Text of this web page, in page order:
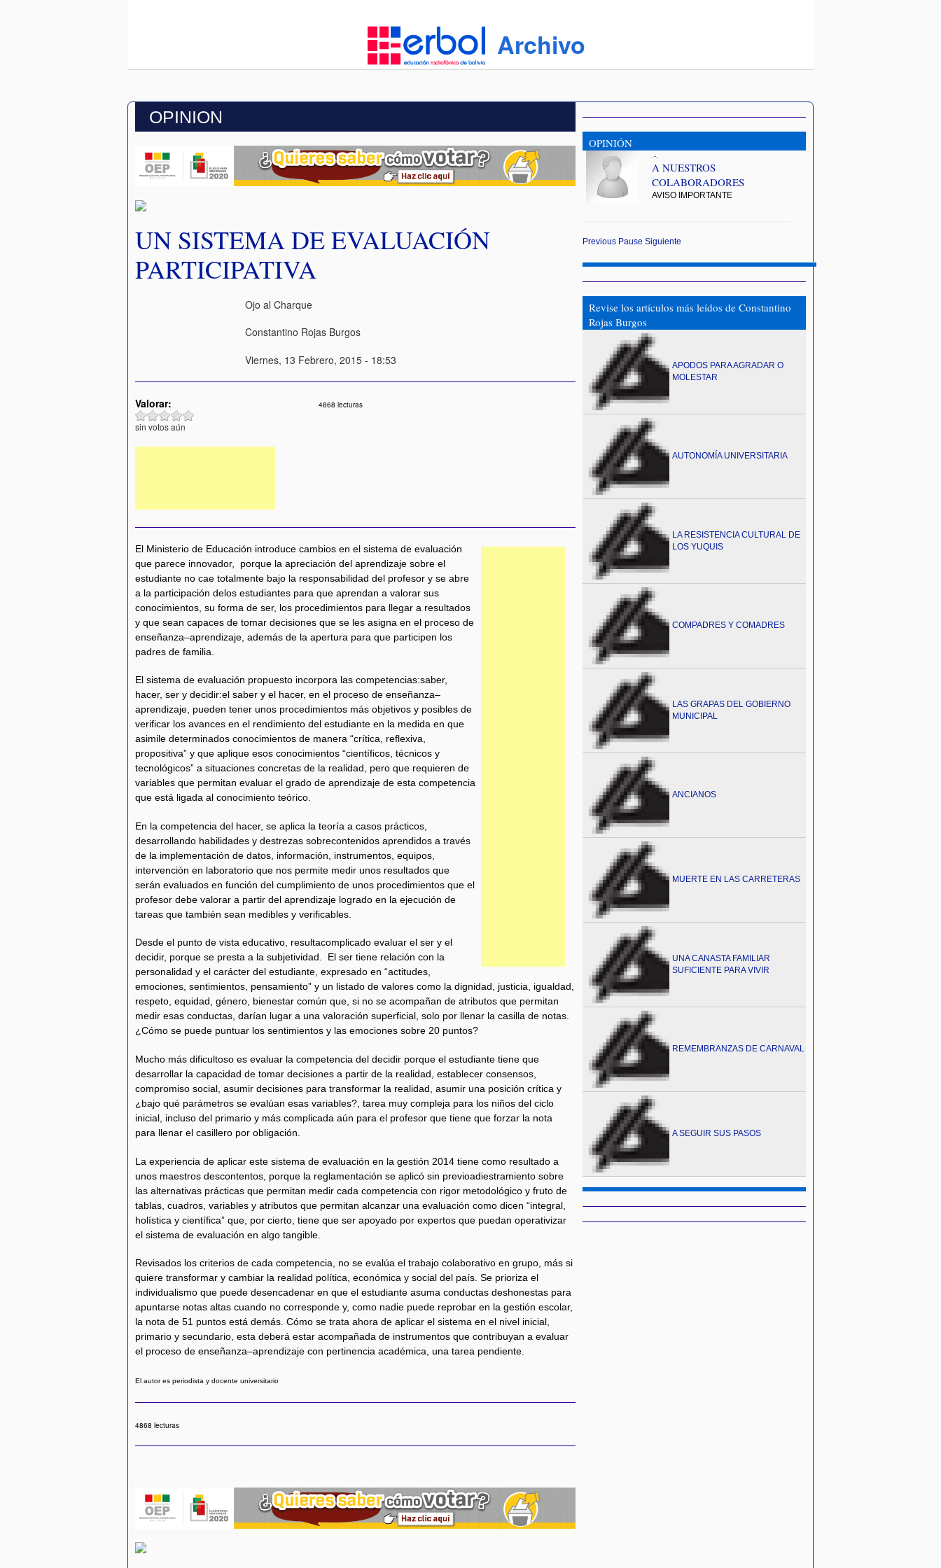
Archivo
OPINION
UN SISTEMA DE EVALUACIÓN
PARTICIPATIVA
Ojo al Charque
Constantino Rojas Burgos
Viernes, 13 Febrero, 2015 - 18:53
Valorar:
sin votos aún
4868 lecturas
El Ministerio de Educación introduce cambios en el sistema de evaluación
que parece innovador, porque la apreciación del aprendizaje sobre el
estudiante no cae totalmente bajo la responsabilidad del profesor y se abre
a la participación delos estudiantes para que aprendan a valorar sus
conocimientos, su forma de ser, los procedimientos para llegar a resultados
y que sean capaces de tomar decisiones que se les asigna en el proceso de
enseñanza–aprendizaje, además de la apertura para que participen los
padres de familia.
El sistema de evaluación propuesto incorpora las competencias:saber,
hacer, ser y decidir:el saber y el hacer, en el proceso de enseñanza–
aprendizaje, pueden tener unos procedimientos más objetivos y posibles de
verificar los avances en el rendimiento del estudiante en la medida en que
asimile determinados conocimientos de manera “crítica, reflexiva,
propositiva” y que aplique esos conocimientos “científicos, técnicos y
tecnológicos” a situaciones concretas de la realidad, pero que requieren de
variables que permitan evaluar el grado de aprendizaje de esta competencia
que está ligada al conocimiento teórico.
En la competencia del hacer, se aplica la teoría a casos prácticos,
desarrollando habilidades y destrezas sobrecontenidos aprendidos a través
de la implementación de datos, información, instrumentos, equipos,
intervención en laboratorio que nos permite medir unos resultados que
serán evaluados en función del cumplimiento de unos procedimientos que el
profesor debe valorar a partir del aprendizaje logrado en la ejecución de
tareas que también sean medibles y verificables.
Desde el punto de vista educativo, resultacomplicado evaluar el ser y el
decidir, porque se presta a la subjetividad. El ser tiene relación con la
personalidad y el carácter del estudiante, expresado en “actitudes,
emociones, sentimientos, pensamiento” y un listado de valores como la dignidad, justicia, igualdad,
respeto, equidad, género, bienestar común que, si no se acompañan de atributos que permitan
medir esas conductas, darían lugar a una valoración superficial, solo por llenar la casilla de notas.
¿Cómo se puede puntuar los sentimientos y las emociones sobre 20 puntos?
Mucho más dificultoso es evaluar la competencia del decidir porque el estudiante tiene que
desarrollar la capacidad de tomar decisiones a partir de la realidad, establecer consensos,
compromiso social, asumir decisiones para transformar la realidad, asumir una posición crítica y
¿bajo qué parámetros se evalúan esas variables?, tarea muy compleja para los niños del ciclo
inicial, incluso del primario y más complicada aún para el profesor que tiene que forzar la nota
para llenar el casillero por obligación.
La experiencia de aplicar este sistema de evaluación en la gestión 2014 tiene como resultado a
unos maestros descontentos, porque la reglamentación se aplicó sin previoadiestramiento sobre
las alternativas prácticas que permitan medir cada competencia con rigor metodológico y fruto de
tablas, cuadros, variables y atributos que permitan alcanzar una evaluación como dicen “integral,
holística y científica” que, por cierto, tiene que ser apoyado por expertos que puedan operativizar
el sistema de evaluación en algo tangible.
Revisados los criterios de cada competencia, no se evalúa el trabajo colaborativo en grupo, más si
quiere transformar y cambiar la realidad política, económica y social del país. Se prioriza el
individualismo que puede desencadenar en que el estudiante asuma conductas deshonestas para
apuntarse notas altas cuando no corresponde y, como nadie puede reprobar en la gestión escolar,
la nota de 51 puntos está demás. Cómo se trata ahora de aplicar el sistema en el nivel inicial,
primario y secundario, esta deberá estar acompañada de instrumentos que contribuyan a evaluar
el proceso de enseñanza–aprendizaje con pertinencia académica, una tarea pendiente.
El autor es periodista y docente universitario
4868 lecturas
OPINIÓN
.-.
A NUESTROS
COLABORADORES
AVISO IMPORTANTE
Previous Pause Siguiente
Revise los artículos más leídos de Constantino
Rojas Burgos
APODOS PARA AGRADAR O
MOLESTAR
AUTONOMÍA UNIVERSITARIA
LA RESISTENCIA CULTURAL DE
LOS YUQUIS
COMPADRES Y COMADRES
LAS GRAPAS DEL GOBIERNO
MUNICIPAL
ANCIANOS
MUERTE EN LAS CARRETERAS
UNA CANASTA FAMILIAR
SUFICIENTE PARA VIVIR
REMEMBRANZAS DE CARNAVAL
A SEGUIR SUS PASOS